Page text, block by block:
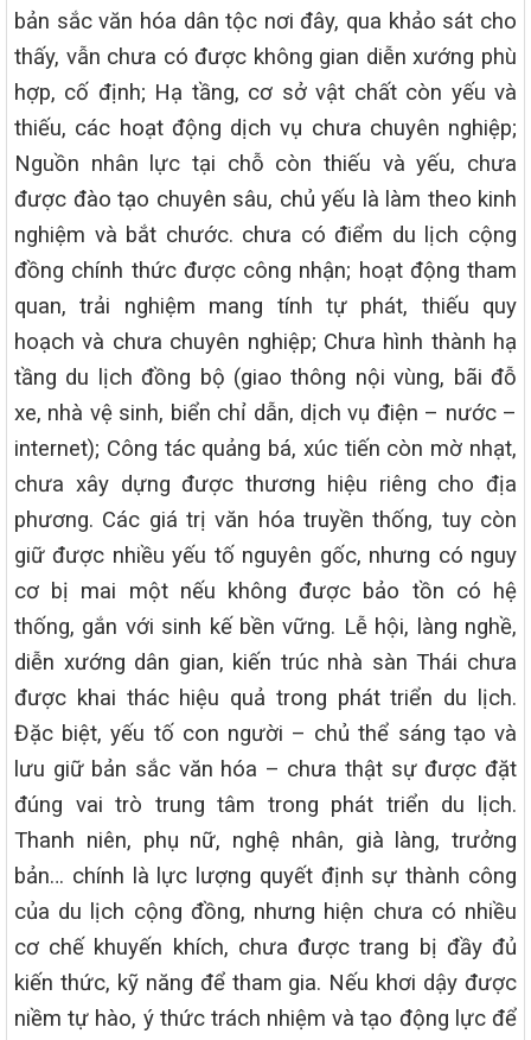
bản sắc văn hóa dân tộc nơi đây, qua khảo sát cho
thấy, vẫn chưa có được không gian diễn xướng phù
hợp, cố định; Hạ tầng, cơ sở vật chất còn yếu và
thiếu, các hoạt động dịch vụ chưa chuyên nghiệp;
Nguồn nhân lực tại chỗ còn thiếu và yếu, chưa
được đào tạo chuyên sâu, chủ yếu là làm theo kinh
nghiệm và bắt chước. chưa có điểm du lịch cộng
đồng chính thức được công nhận; hoạt động tham
quan, trải nghiệm mang tính tự phát, thiếu quy
hoạch và chưa chuyên nghiệp; Chưa hình thành hạ
tầng du lịch đồng bộ (giaothông nội vùng, bãi đỗ
xe, nhà vệ sinh, biển chỉ dẫn, dịch vụ điện – nước –
internet); Công tác quảng bá, xúc tiến còn mờ nhạt,
chưa xây dựng được thương hiệu riêng cho địa
phương. Các giá trị văn hóa truyền thống, tuy còn
giữ được nhiều yếu tố nguyên gốc, nhưng có nguy
cơ bị mai một nếu không được bảo tồn có hệ
thống, gắn với sinh kế bền vững. Lễ hội, làng nghề,
diễn xướng dân gian, kiến trúc nhà sàn Thái chưa
được khai thác hiệu quả trong phát triển du lịch.
Đặc biệt, yếu tố con người – chủ thể sáng tạo và
lưu giữ bản sắc văn hóa – chưa thật sự được đặt
đúng vai trò trung tâm trong phát triển du lịch.
Thanh niên, phụ nữ, nghệ nhân, già làng, trưởng
bản… chính là lực lượng quyết định sự thành công
của du lịch cộng đồng, nhưng hiện chưa có nhiều
cơ chế khuyến khích, chưa được trang bị đầy đủ
kiến thức, kỹ năng để tham gia. Nếu khơi dậy được
niềm tự hào, ý thức trách nhiệm và tạo động lực để